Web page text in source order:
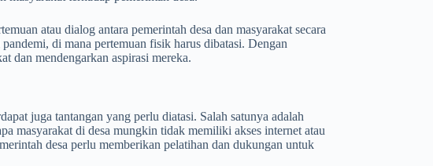
atau dialog antara pemerintah desa dan masyarakat secara
di mana pertemuan fisik harus dibatasi. Dengan
dan mendengarkan aspirasi mereka.
juga tantangan yang perlu diatasi. Salah satunya adalah
masyarakat di desa mungkin tidak memiliki akses internet atau
desa perlu memberikan pelatihan dan dukungan untuk